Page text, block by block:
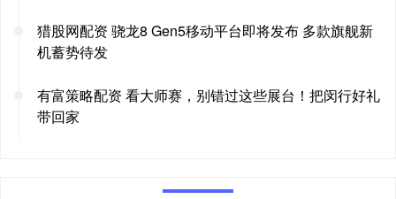
猎股网配资 骁龙8 Gen5移动平台即将发布 多款旗舰新
机蓄势待发
有富策略配资 看大师赛，别错过这些展台！把闵行好礼
带回家